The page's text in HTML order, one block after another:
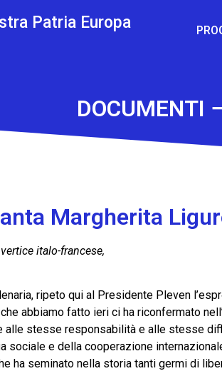
Patria Europa
DOCUMENTI
Margherita
italo-francese,
ripeto qui al Presidente Pleven
che abbiamo fatto ieri ci ha riconfermato
alle stesse responsabilità e alle stesse
sociale e della cooperazione
ha seminato nella storia tanti germi di